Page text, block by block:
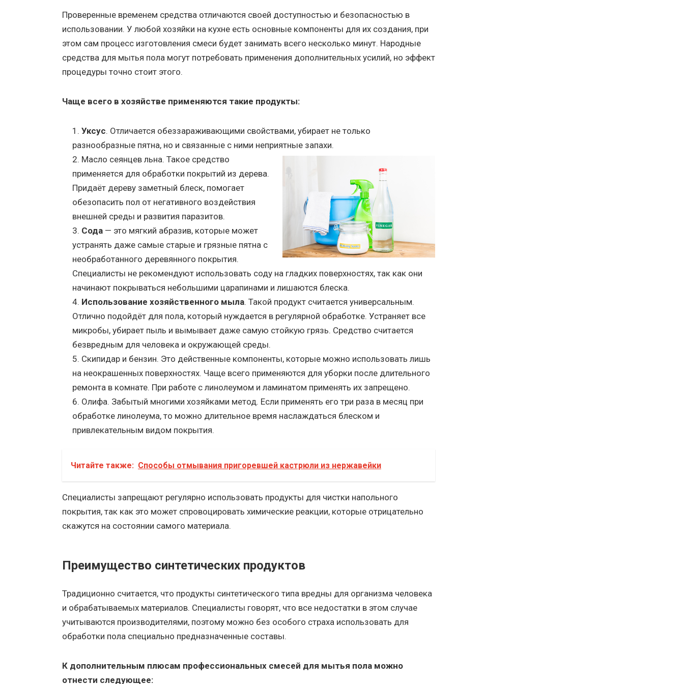
Проверенные временем средства отличаются своей доступностью и безопасностью в
использовании. У любой хозяйки на кухне есть основные компоненты для их создания, при
этом сам процесс изготовления смеси будет занимать всего несколько минут. Народные
средства для мытья пола могут потребовать применения дополнительных усилий, но эффект
процедуры точно стоит этого.
Чаще всего в хозяйстве применяются такие продукты:
Уксус. Отличается обеззараживающими свойствами, убирает не только
разнообразные пятна, но и связанные с ними неприятные запахи.
Масло сеянцев льна. Такое средство
применяется для обработки покрытий из дерева.
Придаёт дереву заметный блеск, помогает
обезопасить пол от негативного воздействия
внешней среды и развития паразитов.
Сода — это мягкий абразив, которые может
устранять даже самые старые и грязные пятна с
необработанного деревянного покрытия.
Специалисты не рекомендуют использовать соду на гладких поверхностях, так как они
начинают покрываться небольшими царапинами и лишаются блеска.
Использование хозяйственного мыла. Такой продукт считается универсальным.
Отлично подойдёт для пола, который нуждается в регулярной обработке. Устраняет все
микробы, убирает пыль и вымывает даже самую стойкую грязь. Средство считается
безвредным для человека и окружающей среды.
Скипидар и бензин. Это действенные компоненты, которые можно использовать лишь
на неокрашенных поверхностях. Чаще всего применяются для уборки после длительного
ремонта в комнате. При работе с линолеумом и ламинатом применять их запрещено.
Олифа. Забытый многими хозяйками метод. Если применять его три раза в месяц при
обработке линолеума, то можно длительное время наслаждаться блеском и
привлекательным видом покрытия.
Читайте также: Способы отмывания пригоревшей кастрюли из нержавейки
Специалисты запрещают регулярно использовать продукты для чистки напольного
покрытия, так как это может спровоцировать химические реакции, которые отрицательно
скажутся на состоянии самого материала.
Преимущество синтетических продуктов
Традиционно считается, что продукты синтетического типа вредны для организма человека
и обрабатываемых материалов. Специалисты говорят, что все недостатки в этом случае
учитываются производителями, поэтому можно без особого страха использовать для
обработки пола специально предназначенные составы.
К дополнительным плюсам профессиональных смесей для мытья пола можно
отнести следующее: